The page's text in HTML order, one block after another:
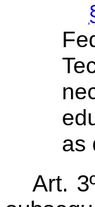
as
Art.